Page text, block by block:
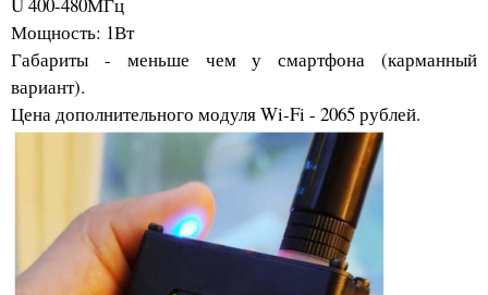
Мощность: 1Вт
Габариты - меньше чем у смартфона (карманный
вариант).
Цена дополнительного модуля Wi-Fi - 2065 рублей.